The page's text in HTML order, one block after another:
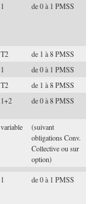
1 de 0 à 1 PMSS
T2
de 1 à 8 PMSS
1
de 0 à 1 PMSS
T2
de 1 à 8 PMSS
1+2 de 0 à 8 PMSS
variable
(suivant
obligations Conv.
Collective ou sur
option)
1 de 0 à 1 PMSS